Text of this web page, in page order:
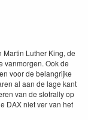
Martin Luther King, de
vanmorgen. Ook de
voor de belangrijke
al aan de lage kant
van de slotrally op
DAX niet ver van het